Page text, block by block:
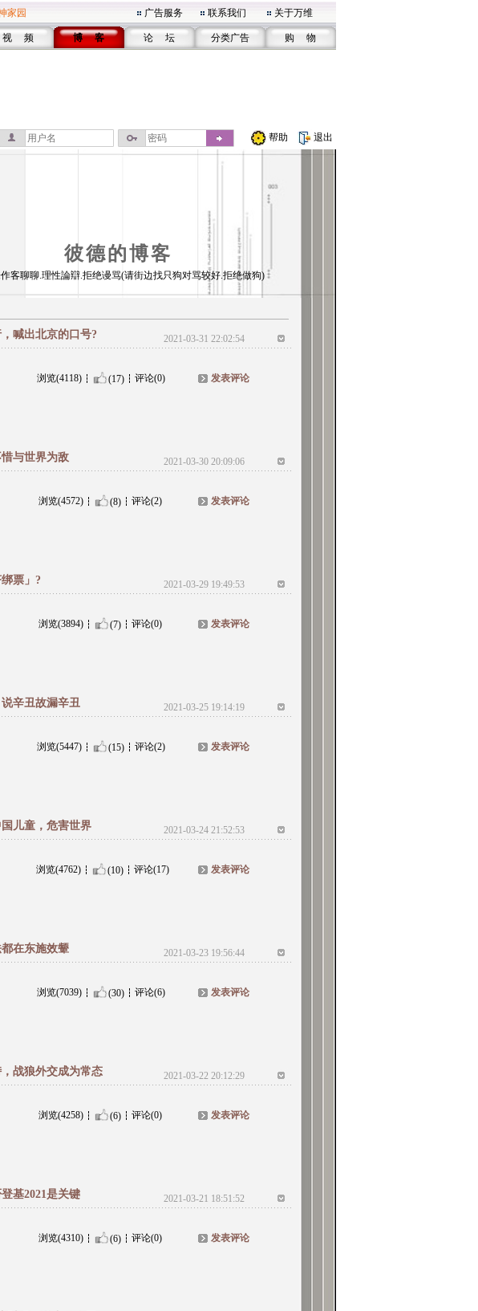
家园 广告服务 联系我们 关于万维
视 频 博 客 论 坛 分类广告 购 物
帮助 退出
彼德的博客
客聊聊.理性論辯.拒绝谩骂(请街边找只狗对骂较好.拒绝做狗)
喊出北京的口号? 2021-03-31 22:02:54
浏览(4118) (17) 评论(0) 发表评论
与世界为敌 2021-03-30 20:09:06
浏览(4572) (8) 评论(2) 发表评论
票」? 2021-03-29 19:49:53
浏览(3894) (7) 评论(0) 发表评论
辛丑故漏辛丑 2021-03-25 19:14:19
浏览(5447) (15) 评论(2) 发表评论
儿童，危害世界 2021-03-24 21:52:53
浏览(4762) (10) 评论(17) 发表评论
在东施效颦 2021-03-23 19:56:44
浏览(7039) (30) 评论(6) 发表评论
战狼外交成为常态 2021-03-22 20:12:29
浏览(4258) (6) 评论(0) 发表评论
基2021是关键 2021-03-21 18:51:52
浏览(4310) (6) 评论(0) 发表评论